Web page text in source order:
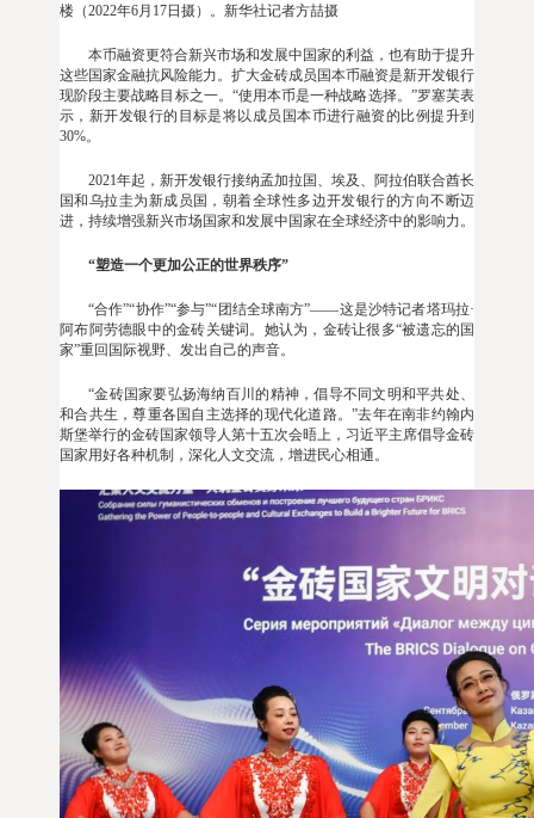
楼（2022年6月17日摄）。新华社记者方喆摄
本币融资更符合新兴市场和发展中国家的利益，也有助于提升
这些国家金融抗风险能力。扩大金砖成员国本币融资是新开发银行
现阶段主要战略目标之一。“使用本币是一种战略选择。”罗塞芙表
示，新开发银行的目标是将以成员国本币进行融资的比例提升到
30%。
2021年起，新开发银行接纳孟加拉国、埃及、阿拉伯联合酋长
国和乌拉圭为新成员国，朝着全球性多边开发银行的方向不断迈
进，持续增强新兴市场国家和发展中国家在全球经济中的影响力。
“塑造一个更加公正的世界秩序”
“合作”“协作”“参与”“团结全球南方”——这是沙特记者塔玛拉·
阿布阿劳德眼中的金砖关键词。她认为，金砖让很多“被遗忘的国
家”重回国际视野、发出自己的声音。
“金砖国家要弘扬海纳百川的精神，倡导不同文明和平共处、
和合共生，尊重各国自主选择的现代化道路。”去年在南非约翰内
斯堡举行的金砖国家领导人第十五次会晤上，习近平主席倡导金砖
国家用好各种机制，深化人文交流，增进民心相通。